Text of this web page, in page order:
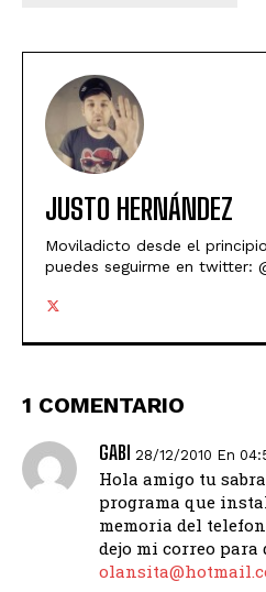
JUSTO HERNÁNDEZ
Moviladicto desde el
puedes seguirme en twitter:
1 COMENTARIO
GABI 28/12/2010 En
Hola amigo tu
programa que
memoria del
dejo mi correo para